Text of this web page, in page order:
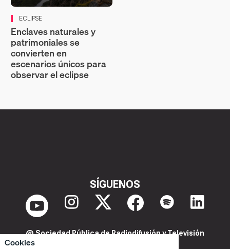
Cookies
ECLIPSE
Enclaves naturales y
patrimoniales se
convierten en
escenarios únicos para
observar el eclipse
SÍGUENOS
@ Sociedad Pública de Radiodifusión y Televisión